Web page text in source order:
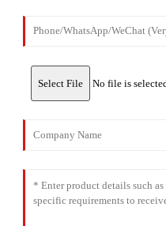
Select File No file is